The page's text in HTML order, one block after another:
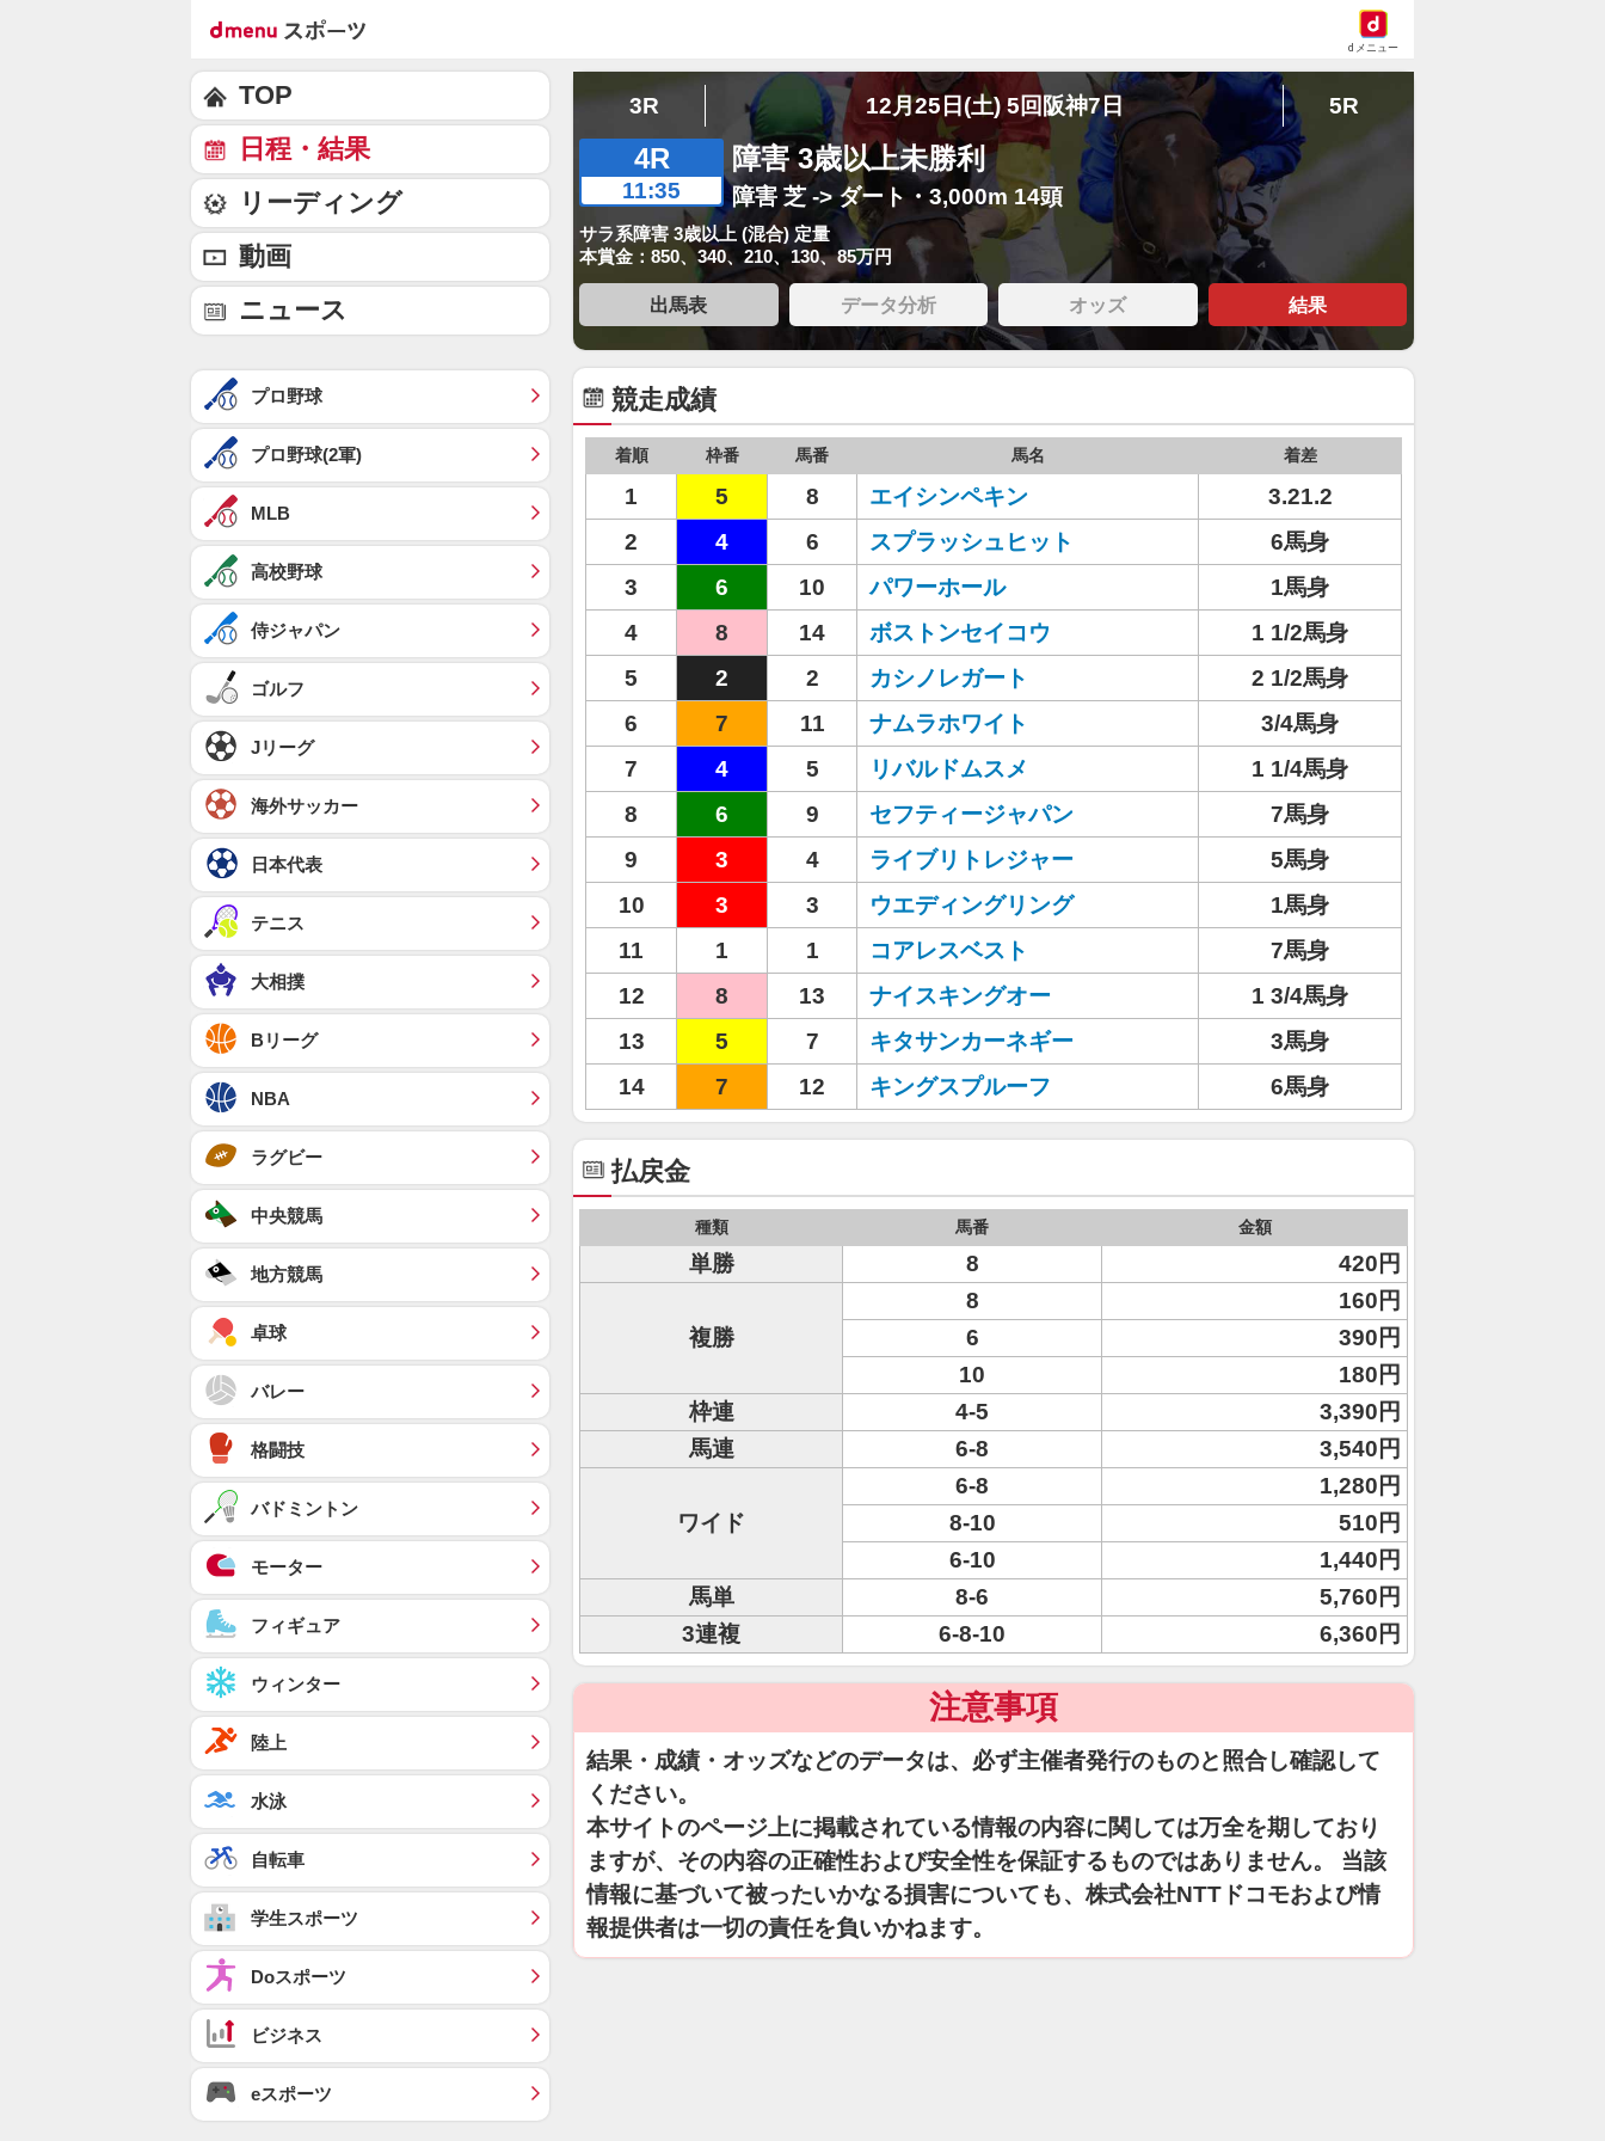
dメニュー
3R 12月25日(土) 5回阪神7日 5R
4R
11:35
障害 3歳以上未勝利
障害 芝 -> ダート・3,000m 14頭
サラ系障害 3歳以上 (混合) 定量
本賞金：850、340、210、130、85万円
出馬表 データ分析 オッズ 結果
競走成績
着順 枠番 馬番 馬名 着差
1 5 8 エイシンペキン
3.21.2
2
4 6 スプラッシュヒット
6馬身
3
6 10 パワーホール
1馬身
4
8 14 ボストンセイコウ
1 1/2馬身
5
2 2 カシノレガート
2 1/2馬身
6
7 11 ナムラホワイト
3/4馬身
7
4 5 リバルドムスメ
1 1/4馬身
8
6 9 セフティージャパン
7馬身
9
3 4 ライブリトレジャー
5馬身
10
3 3 ウエディングリング
1馬身
11
1 1 コアレスベスト
7馬身
12
8 13 ナイスキングオー
1 3/4馬身
13
5 7 キタサンカーネギー
3馬身
14
7 12 キングスプルーフ 6馬身
払戻金
種類 馬番 金額
単勝 8 420円
複勝
8
160円
6
390円
10
180円
枠連
4-5
3,390円
馬連
6-8 3,540円
ワイド
6-8
1,280円
8-10
510円
6-10
1,440円
馬単
8-6
5,760円
3連複
6-8-10 6,360円
注意事項
結果・成績・オッズなどのデータは、必ず主催者発行のものと照合し確認して
ください。
本サイトのページ上に掲載されている情報の内容に関しては万全を期しており
ますが、その内容の正確性および安全性を保証するものではありません。 当該
情報に基づいて被ったいかなる損害についても、株式会社NTTドコモおよび情
報提供者は一切の責任を負いかねます。
TOP
日程・結果
リーディング
動画
ニュース
プロ野球
プロ野球(2軍)
MLB
高校野球
侍ジャパン
ゴルフ
Jリーグ
海外サッカー
日本代表
テニス
大相撲
Bリーグ
NBA
ラグビー
中央競馬
地方競馬
卓球
バレー
格闘技
バドミントン
モーター
フィギュア
ウィンター
陸上
水泳
自転車
学生スポーツ
Doスポーツ
ビジネス
eスポーツ